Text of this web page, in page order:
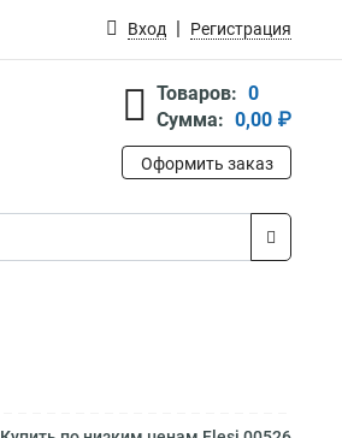
Вход Регистрация
Товаров: 0
Сумма: 0,00 ₽
Оформить заказ